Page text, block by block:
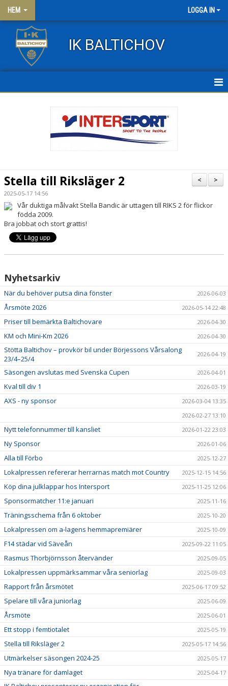
HEM LOGGA IN
IK BALTICHOV
FRITIDSKORTET
KLÄDER
KALENDER
VÅRA LAG & LEDARE
MATCHER
SPONSORER
>
<
Stella till Riksläger 2
2025-05-17 14:56
Vår duktiga målvakt Stella Bandic är uttagen till RIKS 2 för flickor
födda 2009.
Bra jobbat och stort grattis!
Nyhetsarkiv
När du behöver putsa dina fönster 2026-06-03
Årsmöte 2026 2026-05-14 22:48
Priser till bemärkta Baltichovare 2026-04-30
KM och Mini-Km 2026 2026-04-30
Stötta Baltichov – provkör bil under Börjessons Vårsalong
23/4–25/4
2026-04-19
Säsongen avslutas med Svenska Cupen 2026-04-01
Kval till div 1 2026-03-19
AXS - ny sponsor
2026-03-04 13:35
2026-02-27 13:10
Nytt telefonnummer till kansliet 2026-01-22 23:03
Ny Sponsor 2026-01-06
Alla till Förbo 2025-12-27
Lokalpressen refererar herrarnas match mot Country 2025-12-15 14:56
Köp dina julklappar hos Intersport 2025-11-25 12:06
Sponsormatcher 11:e januari 2025-11-16
Träningsschema från 6 oktober 2025-10-20
Lokalpressen om a-lagens hemmapremiärer 2025-10-09
F14 städar vid Säveån 2025-09-22 11:05
Rasmus Thorbjörnsson återvänder 2025-09-05
Lokalpressen uppmärksammar våra seniorlag 2025-09-03
Rapport från årsmötet 2025-06-17 09:52
Spelare till våra juniorlag 2025-06-09
Årsmöte 2025-06-01
Ett stopp i femtiotalet 2025-05-19
Stella till Riksläger 2 2025-05-17 14:56
Utmärkelser säsongen 2024-25 2025-05-17
Nya tränare för damlaget 2025-04-17